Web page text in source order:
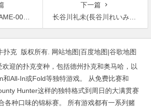
小穴精液满盈【EV扑克下载】
下一篇
长谷川礼未(長谷川れいみ)出道作品番号及封面，长谷川礼未个人简介【EV扑克下载】
克 版权所有. 网站地图|百度地图|谷歌地图
迎的扑克变种，包括德州扑克和奥马哈，以
和All-In或Fold等独特游戏。 从免费比赛和
Hunter这样的独特格式到周日的大满贯赛
各种口味的锦标赛。 所有游戏都有一系列赌